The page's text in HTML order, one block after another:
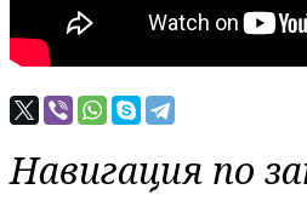
Навигация по